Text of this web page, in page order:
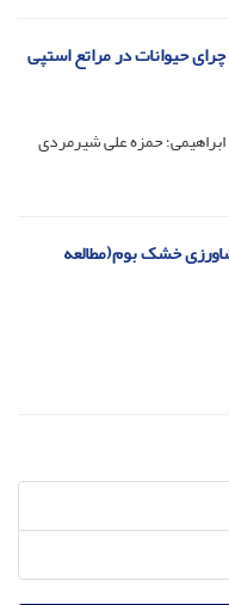
حیوانات در مراتع استپی
حمزه علی شیرمردی
خشک بوم(مطالعه